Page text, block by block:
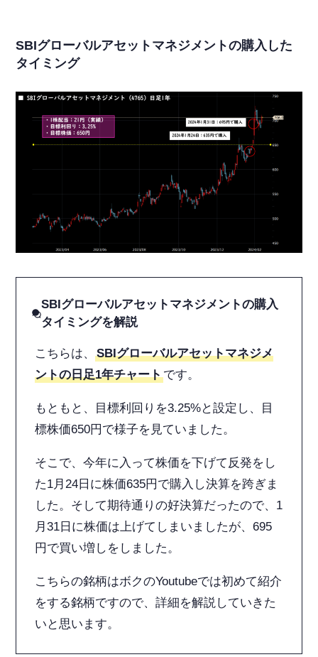
SBIグローバルアセットマネジメントの購入した
タイミング
SBIグローバルアセットマネジメントの購入
タイミングを解説
こちらは、
SBIグローバルアセットマネジメ
ントの日足1年チャートです。
もともと、目標利回りを3.25%と設定し、目
標株価650円で様子を見ていました。
そこで、今年に入って株価を下げて反発をし
た1月24日に株価635円で購入し決算を跨ぎま
した。そして期待通りの好決算だったので、1
月31日に株価は上げてしまいましたが、695
円で買い増しをしました。
こちらの銘柄はボクのYoutubeでは初めて紹介
をする銘柄ですので、詳細を解説していきた
いと思います。